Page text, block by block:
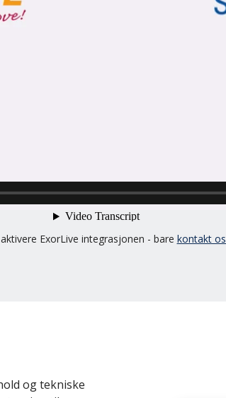
ExorLive integrasjonen - bare kontakt
og tekniske